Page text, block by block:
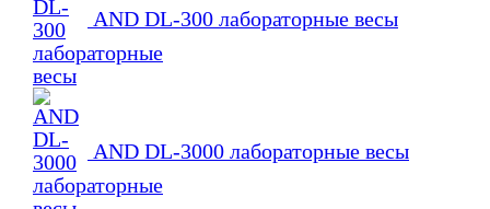
AND DL-300 лабораторные весы
AND DL-3000 лабораторные весы